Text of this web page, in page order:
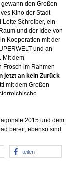
den Großen
Kino der Stadt
Lotte Schreiber, ein
und der Idee von
Kooperation mit der
und an
Mit dem
Frosch im Rahmen
jetzt an kein Zurück
mit dem Großen
2015 und dem
bereit, ebenso sind
teilen